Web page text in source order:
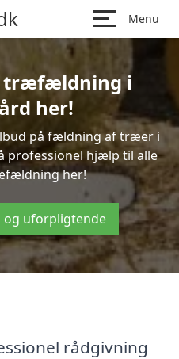
Menu
træfældning i
her!
på fældning af træer i
professionel hjælp til alle
her!
og uforpligtende
rådgivning